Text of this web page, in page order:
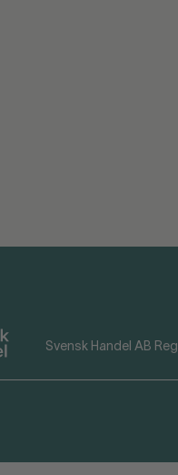
Svensk Handel AB